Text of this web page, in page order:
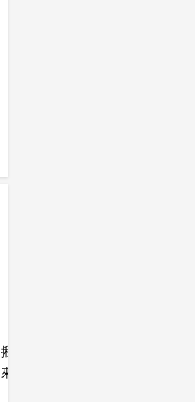
揪車JoinMe七人座機場
來回接送好禮即享券(高